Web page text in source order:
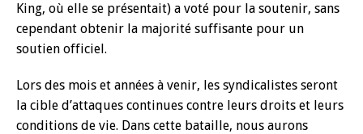
King, où elle se présentait) a voté pour la soutenir, sans
cependant obtenir la majorité suffisante pour un
soutien officiel.
Lors des mois et années à venir, les syndicalistes seront
la cible d’attaques continues contre leurs droits et leurs
conditions de vie. Dans cette bataille, nous aurons